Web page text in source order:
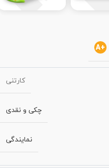
+A
کارتنی
چکی و نقدی
نمایندگی